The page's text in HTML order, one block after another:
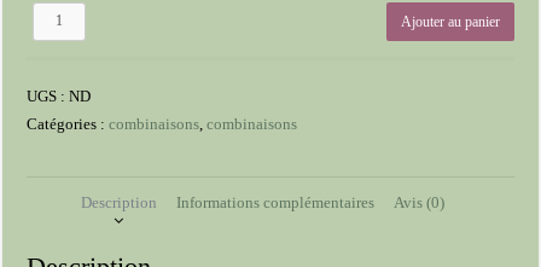
quantité
Ajouter au panier
UGS :ND
Catégories :combinaisons ,combinaisons
Description Informations complémentaires Avis (0)